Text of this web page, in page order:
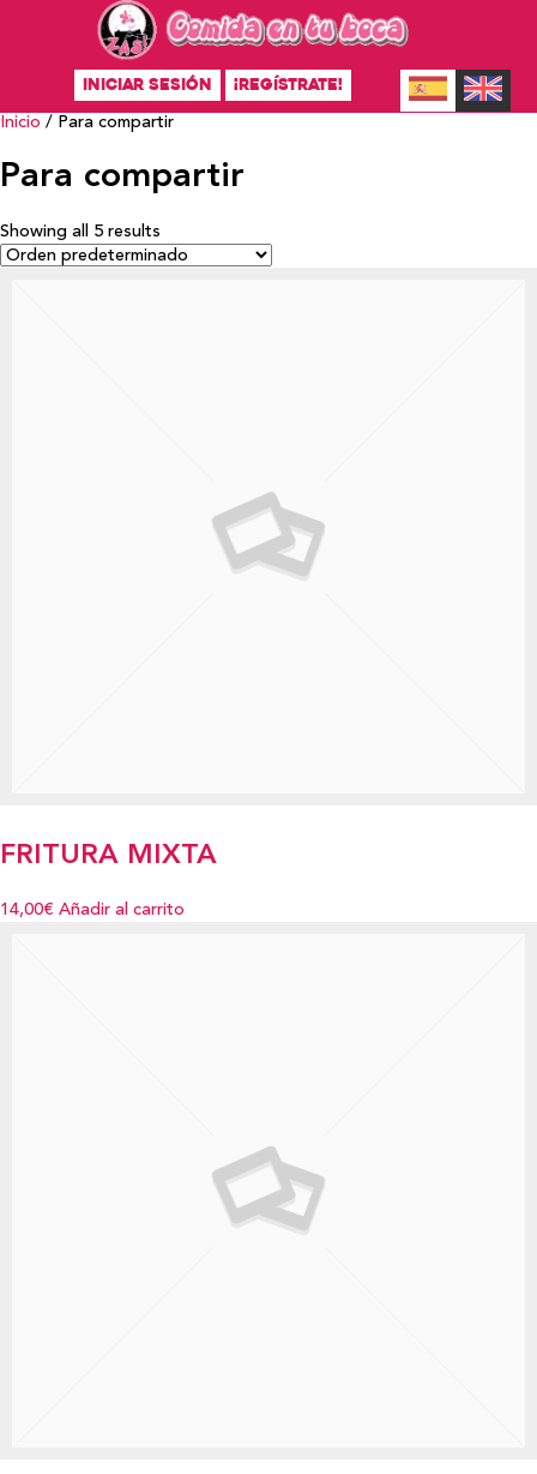
INICIAR SESIÓN ¡REGÍSTRATE!
Inicio / Para compartir
Para compartir
Showing all 5 results
FRITURA MIXTA
14,00€ Añadir al carrito